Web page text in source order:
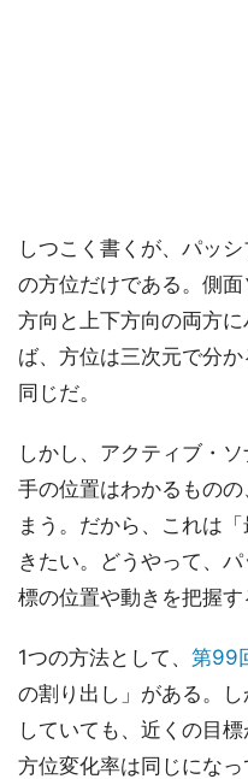
しつこく書くが、パッ
の方位だけである。側
方向と上下方向の両方
ば、方位は三次元で分
同じだ。
しかし、アクティブ・
手の位置はわかるもの
まう。だから、これは
きたい。どうやって、
標の位置や動きを把握す
1つの方法として、 第99
の割り出し」がある。
していても、近くの目
方位変化率は同じにな